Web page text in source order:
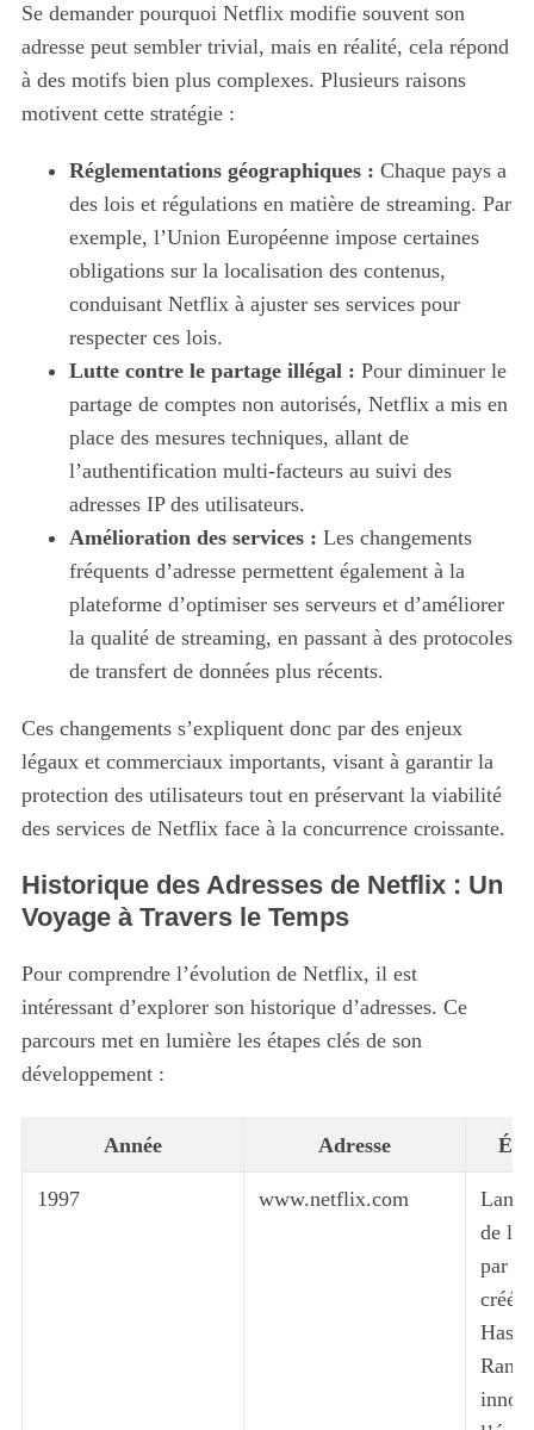
Se demander pourquoi Netflix modifie souvent son
adresse peut sembler trivial, mais en réalité, cela répond
à des motifs bien plus complexes. Plusieurs raisons
motivent cette stratégie :
Réglementations géographiques : Chaque pays a
des lois et régulations en matière de streaming. Par
exemple, l’Union Européenne impose certaines
obligations sur la localisation des contenus,
conduisant Netflix à ajuster ses services pour
respecter ces lois.
Lutte contre le partage illégal : Pour diminuer le
partage de comptes non autorisés, Netflix a mis en
place des mesures techniques, allant de
l’authentification multi-facteurs au suivi des
adresses IP des utilisateurs.
Amélioration des services : Les changements
fréquents d’adresse permettent également à la
plateforme d’optimiser ses serveurs et d’améliorer
la qualité de streaming, en passant à des protocoles
de transfert de données plus récents.
Ces changements s’expliquent donc par des enjeux
légaux et commerciaux importants, visant à garantir la
protection des utilisateurs tout en préservant la viabilité
des services de Netflix face à la concurrence croissante.
Historique des Adresses de Netflix : Un
Voyage à Travers le Temps
Pour comprendre l’évolution de Netflix, il est
intéressant d’explorer son historique d’adresses. Ce
parcours met en lumière les étapes clés de son
développement :
Année Adresse
1997 www.netflix.com
de
par
créé